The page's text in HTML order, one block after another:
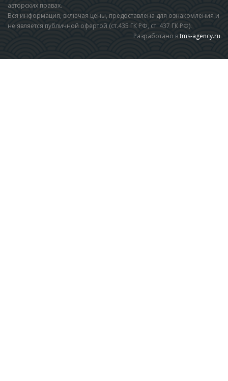
авторских правах.
Вся информация, включая цены, предоставлена для ознакомления и
не является публичной офертой (ст.435 ГК РФ, cт. 437 ГК РФ).
Разработано вtms-agency.ru